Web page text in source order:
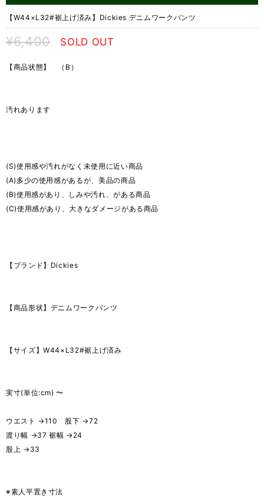
【W44×L32#裾上げ済み】Dickies デニムワークパンツ
¥6,400 SOLD OUT
【商品状態】 （B）
汚れあります
(S)使用感や汚れがなく未使用に近い商品
(A)多少の使用感があるが、美品の商品
(B)使用感があり、しみや汚れ、がある商品
(C)使用感があり、大きなダメージがある商品
【ブランド】Dickies
【商品形状】デニムワークパンツ
【サイズ】W44×L32#裾上げ済み
実寸(単位:cm) 〜
ウエスト →110 股下 →72
渡り幅 →37 裾幅 →24
股上 →33
※素人平置き寸法